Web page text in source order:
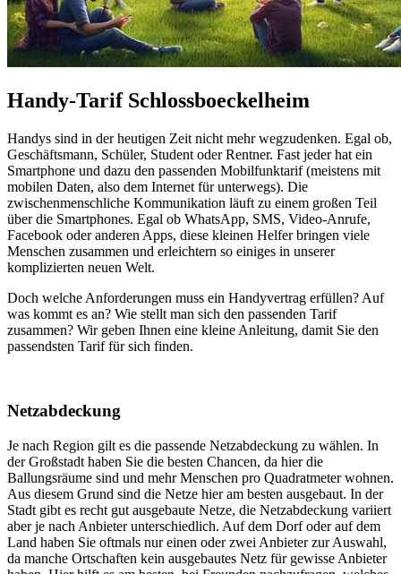
Handy-Tarif Schlossboeckelheim
Handys sind in der heutigen Zeit nicht mehr wegzudenken. Egal ob,
Geschäftsmann, Schüler, Student oder Rentner. Fast jeder hat ein
Smartphone und dazu den passenden Mobilfunktarif (meistens mit
mobilen Daten, also dem Internet für unterwegs). Die
zwischenmenschliche Kommunikation läuft zu einem großen Teil
über die Smartphones. Egal ob WhatsApp, SMS, Video-Anrufe,
Facebook oder anderen Apps, diese kleinen Helfer bringen viele
Menschen zusammen und erleichtern so einiges in unserer
komplizierten neuen Welt.
Doch welche Anforderungen muss ein Handyvertrag erfüllen? Auf
was kommt es an? Wie stellt man sich den passenden Tarif
zusammen? Wir geben Ihnen eine kleine Anleitung, damit Sie den
passendsten Tarif für sich finden.
Netzabdeckung
Je nach Region gilt es die passende Netzabdeckung zu wählen. In
der Großstadt haben Sie die besten Chancen, da hier die
Ballungsräume sind und mehr Menschen pro Quadratmeter wohnen.
Aus diesem Grund sind die Netze hier am besten ausgebaut. In der
Stadt gibt es recht gut ausgebaute Netze, die Netzabdeckung variiert
aber je nach Anbieter unterschiedlich. Auf dem Dorf oder auf dem
Land haben Sie oftmals nur einen oder zwei Anbieter zur Auswahl,
da manche Ortschaften kein ausgebautes Netz für gewisse Anbieter